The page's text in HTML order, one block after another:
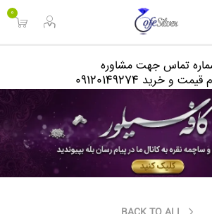
0
تماس جهت مشاوره
و خرید 09120149274